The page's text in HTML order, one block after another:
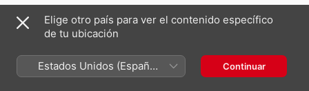
Elige otro país para ver el contenido específico
de tu ubicación
Estados Unidos (Español
México)
Continuar